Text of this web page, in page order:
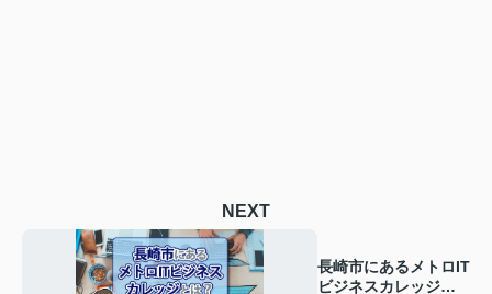
NEXT
長崎市にあるメトロIT
ビジネスカレッジと